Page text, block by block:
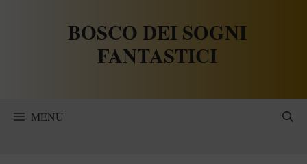
BOSCO DEI SOGNI
FANTASTICI
MENU